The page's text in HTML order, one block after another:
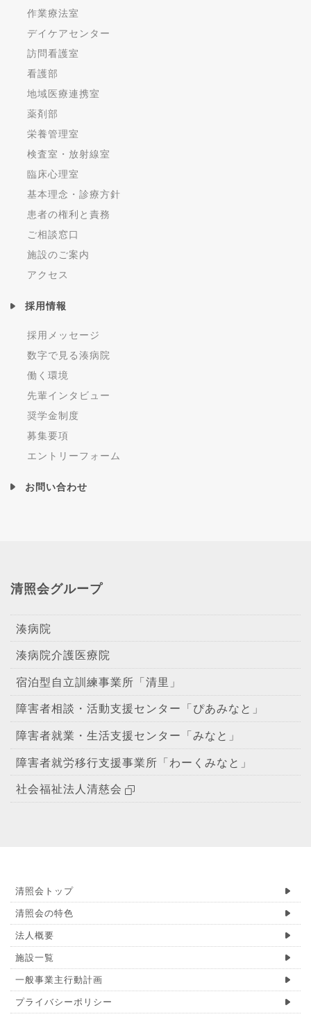
作業療法室
デイケアセンター
訪問看護室
看護部
地域医療連携室
薬剤部
栄養管理室
検査室・放射線室
臨床心理室
基本理念・診療方針
患者の権利と責務
ご相談窓口
施設のご案内
アクセス
採用情報
採用メッセージ
数字で見る湊病院
働く環境
先輩インタビュー
奨学金制度
募集要項
エントリーフォーム
お問い合わせ
清照会グループ
湊病院
湊病院介護医療院
宿泊型自立訓練事業所「清里」
障害者相談・活動支援センター「ぴあみなと」
障害者就業・生活支援センター「みなと」
障害者就労移行支援事業所「わーくみなと」
社会福祉法人清慈会
清照会トップ
清照会の特色
法人概要
施設一覧
一般事業主行動計画
プライバシーポリシー